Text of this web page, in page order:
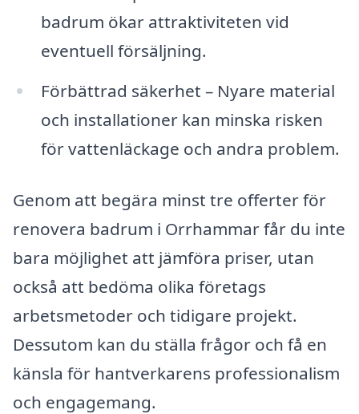
badrum ökar attraktiviteten vid
eventuell försäljning.
Förbättrad säkerhet – Nyare material
och installationer kan minska risken
för vattenläckage och andra problem.
Genom att begära minst tre offerter för
renovera badrum i Orrhammar får du inte
bara möjlighet att jämföra priser, utan
också att bedöma olika företags
arbetsmetoder och tidigare projekt.
Dessutom kan du ställa frågor och få en
känsla för hantverkarens professionalism
och engagemang.